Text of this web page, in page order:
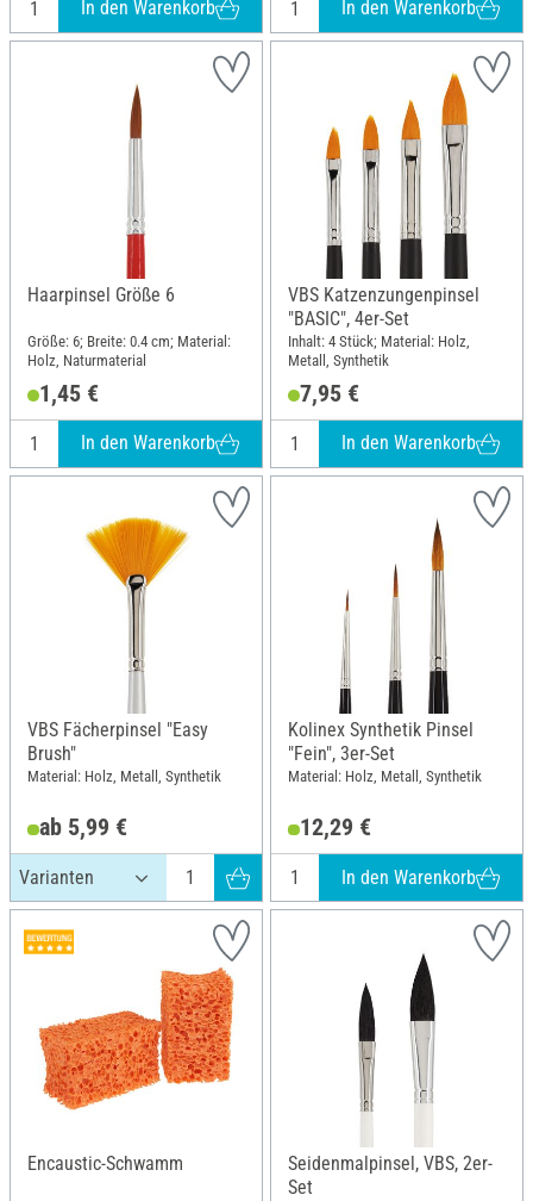
In den Warenkorb In den Warenkorb
Haarpinsel Größe 6
Größe: 6; Breite: 0.4 cm; Material:
Holz, Naturmaterial
1,45 €
In den Warenkorb
VBS Katzenzungenpinsel
"BASIC", 4er-Set
Inhalt: 4 Stück; Material: Holz,
Metall, Synthetik
7,95 €
In den Warenkorb
VBS Fächerpinsel "Easy
Brush"
Material: Holz, Metall, Synthetik
ab 5,99 €
Kolinex Synthetik Pinsel
"Fein", 3er-Set
Material: Holz, Metall, Synthetik
12,29 €
In den Warenkorb
Encaustic-Schwamm
Seidenmalpinsel, VBS, 2er-
Set